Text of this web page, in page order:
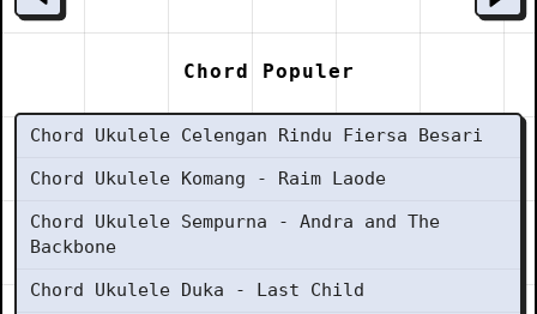
Chord Populer
Chord Ukulele Celengan Rindu Fiersa Besari
Chord Ukulele Komang - Raim Laode
Chord Ukulele Sempurna - Andra and The
Backbone
Chord Ukulele Duka - Last Child